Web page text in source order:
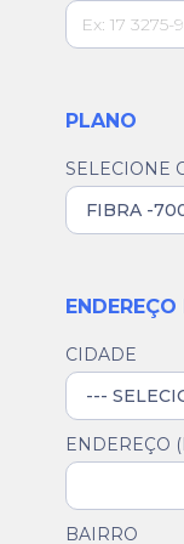
PLANO
SELECIONE
CIDADE
ENDEREÇO
BAIRRO